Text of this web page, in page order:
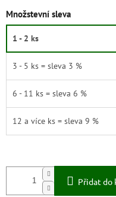
Množstevní sleva
1 - 2 ks
3 - 5 ks = sleva 3 %
6 - 11 ks = sleva 6 %
12 a více ks = sleva 9 %
Přidat do